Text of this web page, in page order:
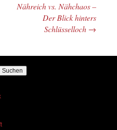
Nähreich vs. Nähchaos –
Der Blick hinters
Schlüsselloch →